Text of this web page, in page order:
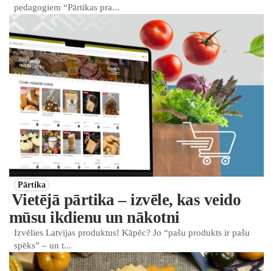
pedagogiem “Pārtikas pra...
Pārtika
Vietējā pārtika – izvēle, kas veido
mūsu ikdienu un nākotni
Izvēlies Latvijas produktus! Kāpēc? Jo “pašu produkts ir pašu
spēks” – un t...